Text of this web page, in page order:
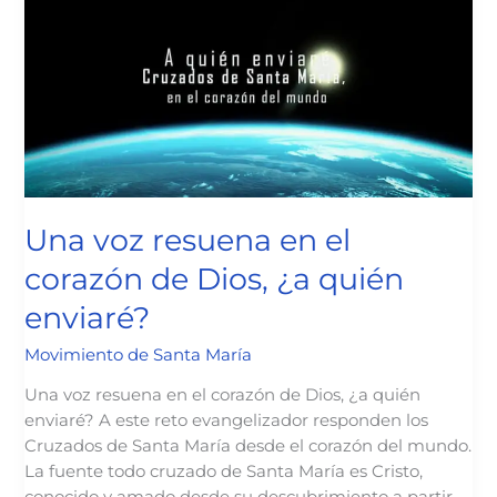
Una voz resuena en el
corazón de Dios, ¿a quién
enviaré?
Movimiento de Santa María
Una voz resuena en el corazón de Dios, ¿a quién
enviaré? A este reto evangelizador responden los
Cruzados de Santa María desde el corazón del mundo.
La fuente todo cruzado de Santa María es Cristo,